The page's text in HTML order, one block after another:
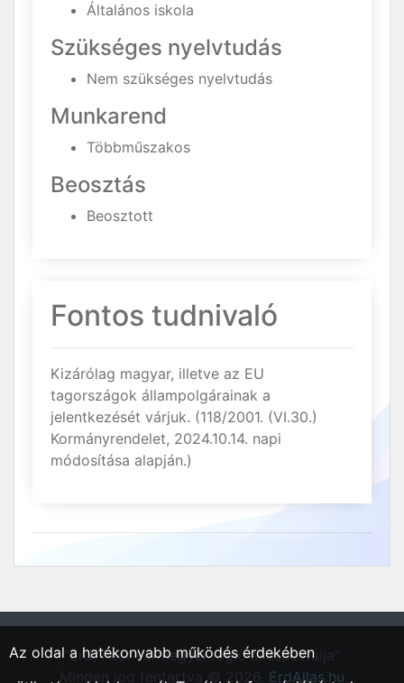
Általános iskola
Szükséges nyelvtudás
Nem szükséges nyelvtudás
Munkarend
Többműszakos
Beosztás
Beosztott
Fontos tudnivaló
Kizárólag magyar, illetve az EU
tagországok állampolgárainak a
jelentkezését várjuk. (118/2001. (VI.30.)
Kormányrendelet, 2024.10.14. napi
módosítása alapján.)
"Érd, Pest vármegyei régió állásportálja"
Minden jog fentartva © 2026. ErdAllas.hu
Az oldal a hatékonyabb működés érdekében